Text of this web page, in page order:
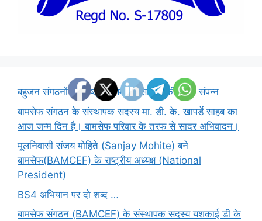
बहुजन संगठनों की राष्ट्रीय समन्वय समिति की बैठक संपन्न
बामसेफ संगठन के संस्थापक सदस्य मा. डी. के. खापर्डे साहब का
आज जन्म दिन है। बामसेफ परिवार के तरफ से सादर अभिवादन।
मूलनिवासी संजय मोहिते (Sanjay Mohite) बने
बामसेफ(BAMCEF) के राष्ट्रीय अध्यक्ष (National
President)
BS4 अभियान पर दो शब्द …
बामसेफ संगठन (BAMCEF) के संस्थापक सदस्य यशकाई डी के